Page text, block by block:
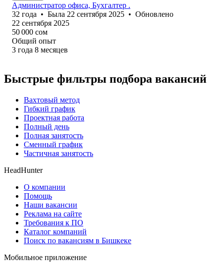
Администратор офиса, Бухгалтер .
32 года • Была 22 сентября 2025 • Обновлено
22 сентября 2025
50 000 сом
Общий опыт
3 года 8 месяцев
Быстрые фильтры подбора вакансий
Вахтовый метод
Гибкий график
Проектная работа
Полный день
Полная занятость
Сменный график
Частичная занятость
HeadHunter
О компании
Помощь
Наши вакансии
Реклама на сайте
Требования к ПО
Каталог компаний
Поиск по вакансиям в Бишкеке
Мобильное приложение